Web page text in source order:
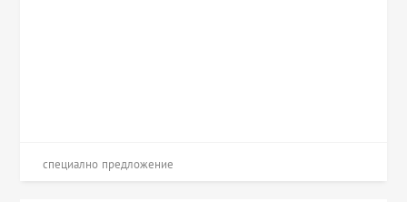
специално предложение